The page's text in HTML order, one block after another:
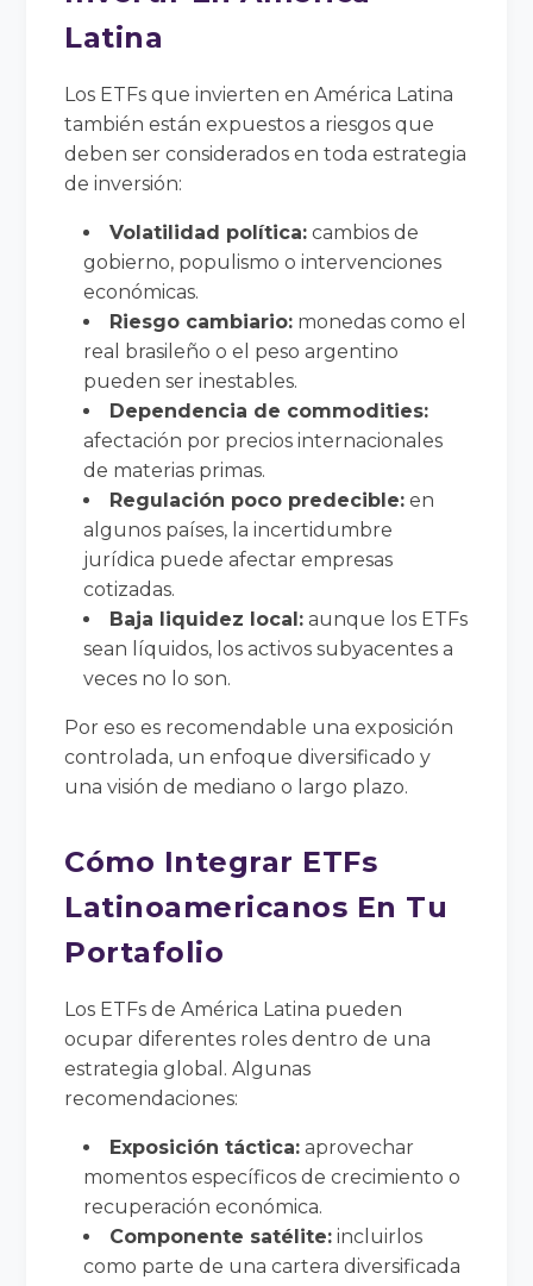
Latina
Los ETFs que invierten en América Latina
también están expuestos a riesgos que
deben ser considerados en toda estrategia
de inversión:
Volatilidad política: cambios de
gobierno, populismo o intervenciones
económicas.
Riesgo cambiario: monedas como el
real brasileño o el peso argentino
pueden ser inestables.
Dependencia de commodities:
afectación por precios internacionales
de materias primas.
Regulación poco predecible: en
algunos países, la incertidumbre
jurídica puede afectar empresas
cotizadas.
Baja liquidez local: aunque los ETFs
sean líquidos, los activos subyacentes a
veces no lo son.
Por eso es recomendable una exposición
controlada, un enfoque diversificado y
una visión de mediano o largo plazo.
Cómo Integrar ETFs
Latinoamericanos En Tu
Portafolio
Los ETFs de América Latina pueden
ocupar diferentes roles dentro de una
estrategia global. Algunas
recomendaciones:
Exposición táctica: aprovechar
momentos específicos de crecimiento o
recuperación económica.
Componente satélite: incluirlos
como parte de una cartera diversificada